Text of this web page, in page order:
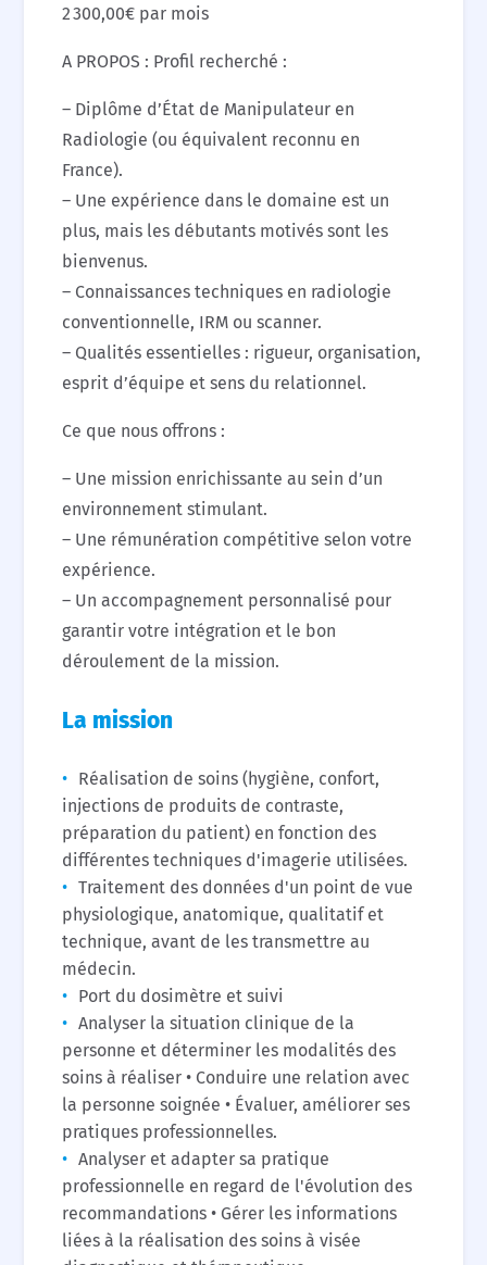
2 300,00€ par mois
A PROPOS : Profil recherché :
– Diplôme d’État de Manipulateur en
Radiologie (ou équivalent reconnu en
France).
– Une expérience dans le domaine est un
plus, mais les débutants motivés sont les
bienvenus.
– Connaissances techniques en radiologie
conventionnelle, IRM ou scanner.
– Qualités essentielles : rigueur, organisation,
esprit d’équipe et sens du relationnel.
Ce que nous offrons :
– Une mission enrichissante au sein d’un
environnement stimulant.
– Une rémunération compétitive selon votre
expérience.
– Un accompagnement personnalisé pour
garantir votre intégration et le bon
déroulement de la mission.
La mission
Réalisation de soins (hygiène, confort,
injections de produits de contraste,
préparation du patient) en fonction des
différentes techniques d'imagerie utilisées.
Traitement des données d'un point de vue
physiologique, anatomique, qualitatif et
technique, avant de les transmettre au
médecin.
Port du dosimètre et suivi
Analyser la situation clinique de la
personne et déterminer les modalités des
soins à réaliser • Conduire une relation avec
la personne soignée • Évaluer, améliorer ses
pratiques professionnelles.
Analyser et adapter sa pratique
professionnelle en regard de l'évolution des
recommandations • Gérer les informations
liées à la réalisation des soins à visée